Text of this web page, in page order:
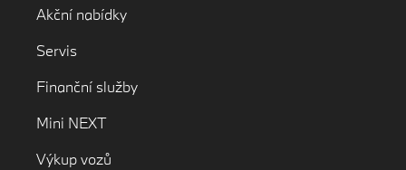
Akční nabídky
Servis
Finanční služby
Mini NEXT
Výkup vozů